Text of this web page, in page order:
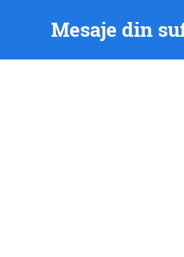
Mesaje din